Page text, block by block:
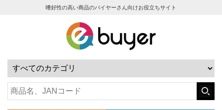
嗜好性の高い商品のバイヤーさん向けお役立ちサイト